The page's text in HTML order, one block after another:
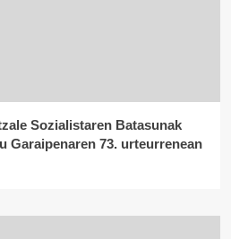
Sozialistaren Batasunak
Garaipenaren 73. urteurrenean